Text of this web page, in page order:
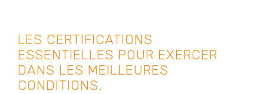
LES CERTIFICATIONS
ESSENTIELLES POUR EXERCER
DANS LES MEILLEURES
CONDITIONS.